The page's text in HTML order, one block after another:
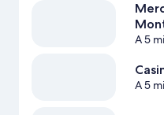
A 5
A 5